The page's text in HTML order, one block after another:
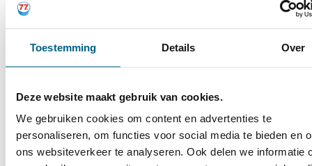
Toestemming Details Over
Deze website maakt gebruik van cookies.
We gebruiken cookies om content en advertenties te
personaliseren, om functies voor social media te bieden en
ons websiteverkeer te analyseren. Ook delen we informatie
uitgangspunt.
temperaturen en wordt vaak toegepast in moderne
motoren waarbij koude-startprestaties en
brandstofefficiëntie belangrijk zijn.
5W40 motorolie
5W30 en kan geschikt zijn voor motoren die zwaarder